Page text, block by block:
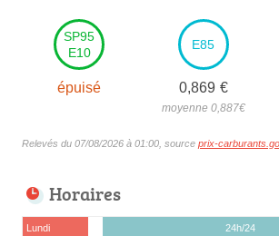
SP95
E10
épuisé
E85
0,869 €
moyenne 0,887€
Relevés du 07/08/2026 à 01:00, source prix-
Horaires
Lundi
24h/24